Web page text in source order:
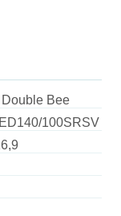
Bee
100SRSV